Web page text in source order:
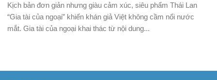
Kịch bản đơn giản nhưng giàu cảm xúc, siêu phẩm Thái Lan
“Gia tài của ngoại” khiến khán giả Việt không cầm nổi nước
mắt. Gia tài của ngoại khai thác từ nội dung...